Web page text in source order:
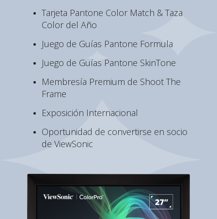
Tarjeta Pantone Color Match & Taza
Color del Año
Juego de Guías Pantone Formula
Juego de Guías Pantone SkinTone
Membresía Premium de Shoot The
Frame
Exposición Internacional
Oportunidad de convertirse en socio
de ViewSonic